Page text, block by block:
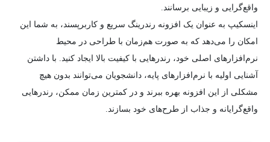
واقع‌گرایی و زیبایی برسانند.
اینسکیپ به عنوان یک افزونه رندرینگ سریع و کاربرپسند، به شما این
امکان را می‌دهد که به صورت هم‌زمان با طراحی در محیط
نرم‌افزارهای اصلی خود، رندرهایی با کیفیت بالا ایجاد کنید. با داشتن
آشنایی اولیه با نرم‌افزارهای پایه، دانشجویان می‌توانند بدون هیچ
مشکلی از این افزونه بهره ببرند و در کمترین زمان ممکن، رندرهایی
واقع‌گرایانه و جذاب از طرح‌های خود بسازند.